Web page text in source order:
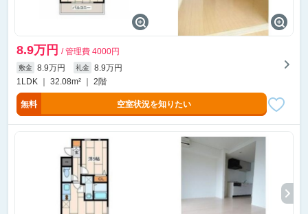
8.9万円 / 管理費 4000円
敷金 8.9万円 礼金
8.9万円
1LDK ｜ 32.08m² ｜ 2階
無料 空室状況を知りたい